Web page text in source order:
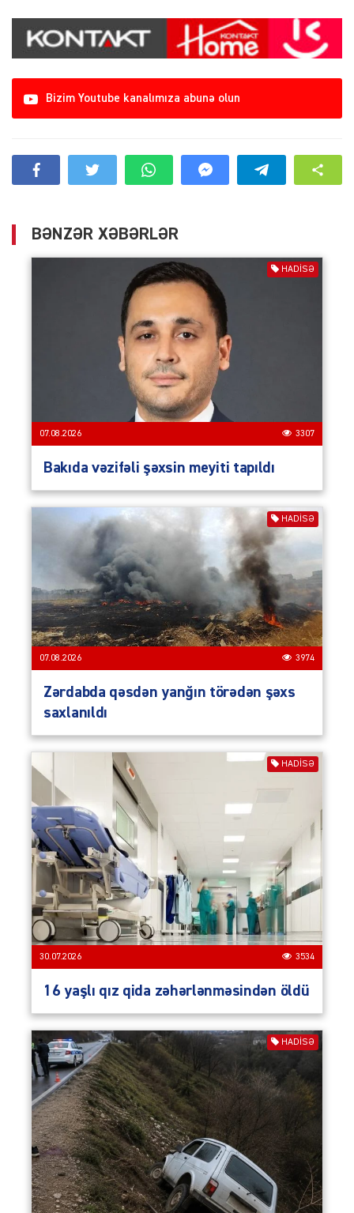
Bizim Youtube kanalımıza abunə olun
BƏNZƏR XƏBƏRLƏR
HADISƏ
07.08.2026 3307
Bakıda vəzifəli şəxsin meyiti tapıldı
HADISƏ
07.08.2026 3974
Zərdabda qəsdən yanğın törədən şəxs
saxlanıldı
HADISƏ
30.07.2026 3534
16 yaşlı qız qida zəhərlənməsindən öldü
HADISƏ